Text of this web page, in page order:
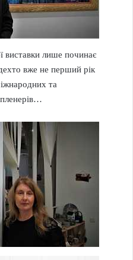
виставки лише починає
вже не перший рік
та
пленерів…